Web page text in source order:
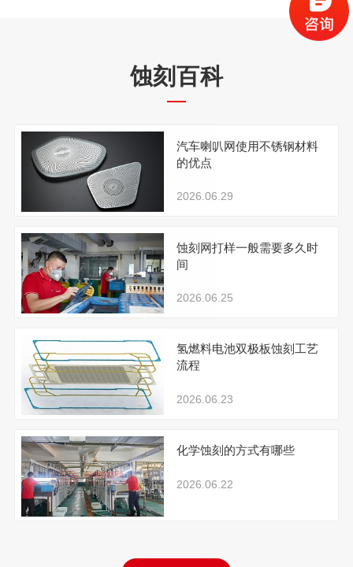
蚀刻百科
汽车喇叭网使用不锈钢材料
的优点
2026.06.29
蚀刻网打样一般需要多久时
间
2026.06.25
氢燃料电池双极板蚀刻工艺
流程
2026.06.23
化学蚀刻的方式有哪些
2026.06.22